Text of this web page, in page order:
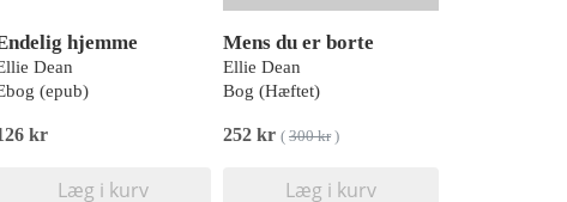
hjemme
Dean
(epub)
kr
Læg i kurv
Mens du er borte
Ellie Dean
Bog (Hæftet)
252 kr ( 300 kr)
Læg i kurv